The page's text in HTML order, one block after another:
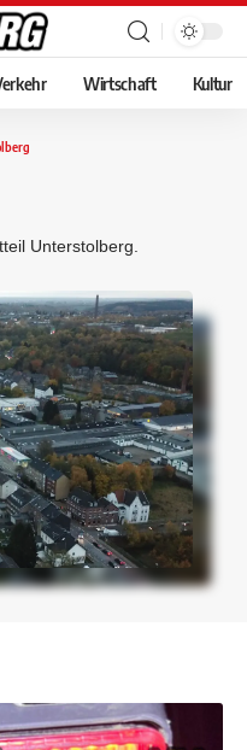
Wirtschaft Kultur
Unterstolberg.